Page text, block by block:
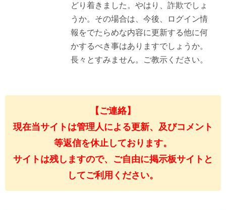
どり着きました。やはり、詐欺でしょ
うか。その場合は、今後、ログイン情
報をでたらめな内容に更新する他に何
かするべき事はありますでしょうか。
長々とすみません。ご教示ください。
【ご連絡】
現在当サイトは管理人による更新、及びコメント
等返信を休止しております。
サイトは残しますので、ご自由に掲示板サイトと
してご利用ください。